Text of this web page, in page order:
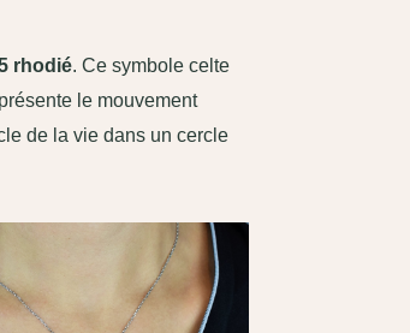
rhodié. Ce symbole celte
le mouvement
de la vie dans un cercle